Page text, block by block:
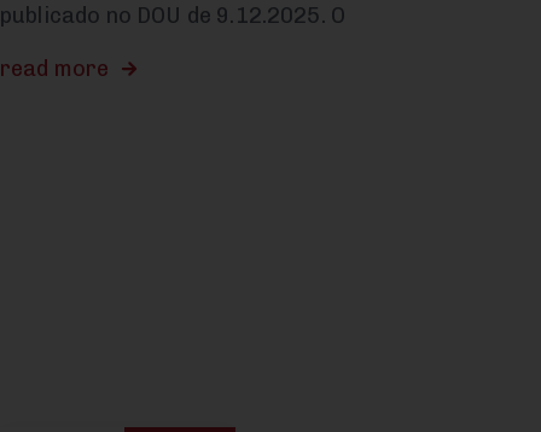
publicado no DOU de 9.12.2025. O
read more